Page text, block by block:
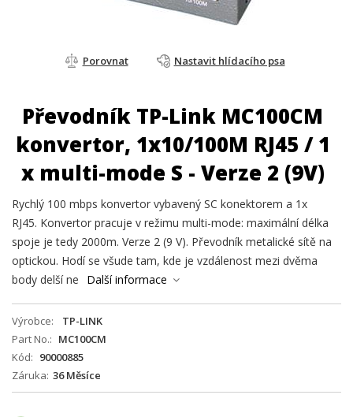
Porovnat Nastavit hlídacího psa
Převodník TP-Link MC100CM
konvertor, 1x10/100M RJ45 / 1
x multi-mode S - Verze 2 (9V)
Rychlý 100 mbps konvertor vybavený SC konektorem a 1x
RJ45. Konvertor pracuje v režimu multi-mode: maximální délka
spoje je tedy 2000m. Verze 2 (9 V). Převodník metalické sítě na
optickou. Hodí se všude tam, kde je vzdálenost mezi dvěma
body delší ne
Další informace
Výrobce
TP-LINK
Part No.
MC100CM
Kód
90000885
Záruka 36 Měsíce